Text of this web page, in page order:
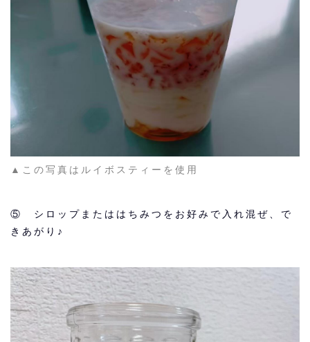
▲この写真はルイボスティーを使用
⑤ シロップまたははちみつをお好みで入れ混ぜ、で
きあがり♪